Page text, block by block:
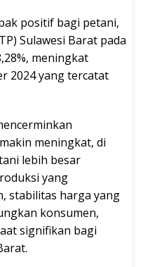
positif bagi petani,
Sulawesi Barat pada
meningkat
2024 yang tercatat
meningkat, di
lebih besar
yang
stabilitas harga yang
konsumen,
signifikan bagi